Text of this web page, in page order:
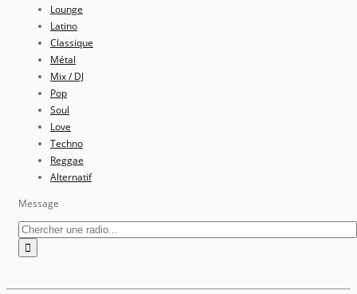
Lounge
Latino
Classique
Métal
Mix / DJ
Pop
Soul
Love
Techno
Reggae
Alternatif
Message